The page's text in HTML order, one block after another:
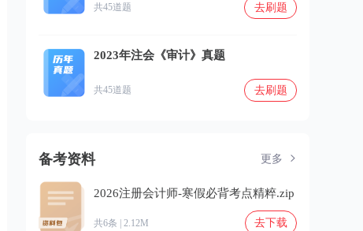
共45道题 去刷题
2023年注会《审计》真题
共45道题 去刷题
备考资料 更多
2026注册会计师-寒假必背考点精粹.zip
共6条 | 2.12M 去下载